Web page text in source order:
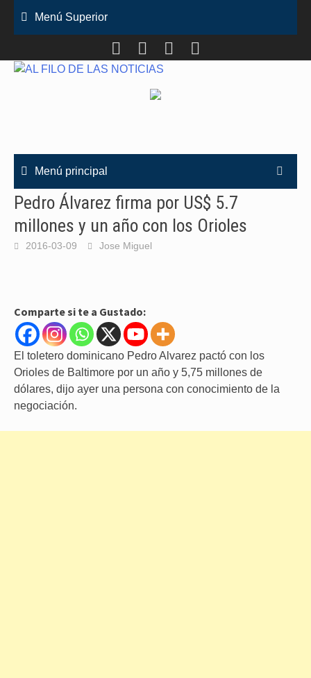
Menú Superior
Menú principal
Pedro Álvarez firma por US$ 5.7
millones y un año con los Orioles
2016-03-09 Jose Miguel
Comparte si te a Gustado:
El toletero dominicano Pedro Alvarez pactó con los
Orioles de Baltimore por un año y 5,75 millones de
dólares, dijo ayer una persona con conocimiento de la
negociación.